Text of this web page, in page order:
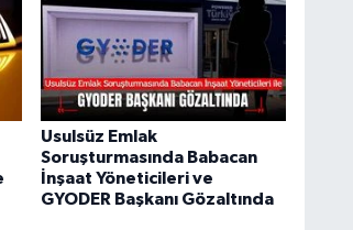
Usulsüz Emlak
Soruşturmasında Babacan
İnşaat Yöneticileri ve
GYODER Başkanı Gözaltında